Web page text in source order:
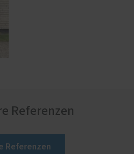
Referenzen
Referenzen